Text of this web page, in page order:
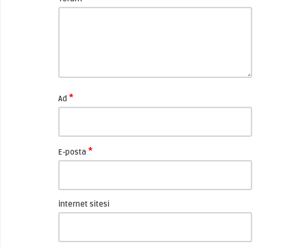
Ad *
E-posta *
İnternet sitesi